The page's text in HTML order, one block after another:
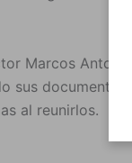
Marcos
sus
al reunirlos.